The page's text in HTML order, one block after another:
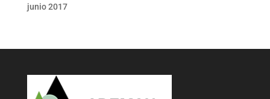
junio 2017